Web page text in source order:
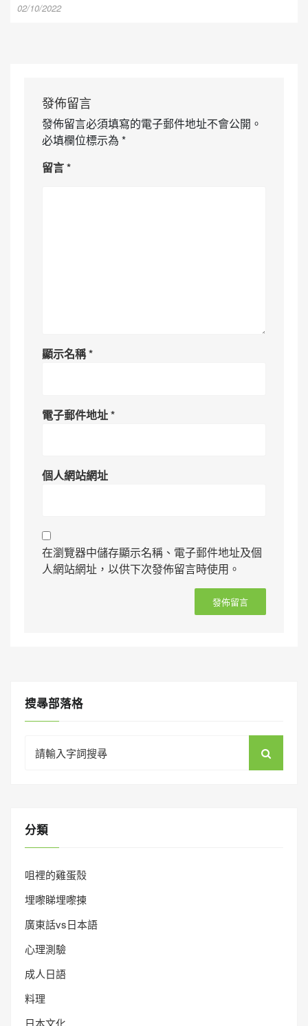
02/10/2022
發佈留言
發佈留言必須填寫的電子郵件地址不會公開。
必填欄位標示為 *
留言*
顯示名稱*
電子郵件地址*
個人網站網址
在瀏覽器中儲存顯示名稱、電子郵件地址及個
人網站網址，以供下次發佈留言時使用。
搜㝷部落格
for:
分類
咀裡的雞蛋殼
埋嚟睇埋嚟揀
廣東話vs日本語
心理測驗
成人日語
料理
日本文化